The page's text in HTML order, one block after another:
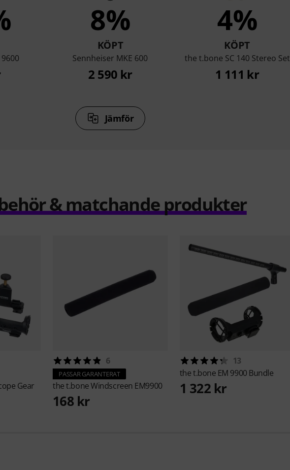
8%
KÖPT
Sennheiser MKE 600
2 590 kr
4%
KÖPT
the t.bone SC 140 Stereo Set
1 111 kr
Jämför
& matchande produkter
Gear
6
PASSAR GARANTERAT
the t.boneWindscreen EM9900
168 kr
13
the t.bone EM 9900 Bundle
1 322 kr